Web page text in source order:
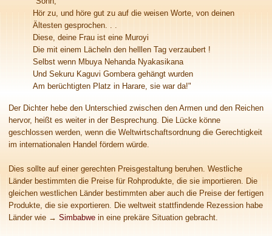
Hör zu, und höre gut zu auf die weisen Worte, von deinen
Ältesten gesprochen. . .
Diese, deine Frau ist eine Muroyi
Die mit einem Lächeln den helllen Tag verzaubert !
Selbst wenn Mbuya Nehanda Nyakasikana
Und Sekuru Kaguvi Gombera gehängt wurden
Am berüchtigten Platz in Harare, sie war da!"
Der Dichter hebe den Unterschied zwischen den Armen und den Reichen
hervor, heißt es weiter in der Besprechung. Die Lücke könne
geschlossen werden, wenn die Weltwirtschaftsordnung die Gerechtigkeit
im internationalen Handel fördern würde.
Dies sollte auf einer gerechten Preisgestaltung beruhen. Westliche
Länder bestimmten die Preise für Rohprodukte, die sie importieren. Die
gleichen westlichen Länder bestimmten aber auch die Preise der fertigen
Produkte, die sie exportieren. Die weltweit stattfindende Rezession habe
Länder wie→ Simbabwe in eine prekäre Situation gebracht.